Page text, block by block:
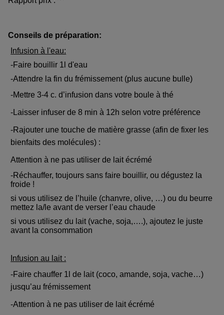
Conseils de préparation:
Infusion à l'eau:
-Faire bouillir 1l d'eau
-Attendre la fin du frémissement (plus aucune bulle)
-Mettre 3-4 c. d’infusion dans votre boule à thé
-Laisser infuser de 8 min à 12h selon votre préférence
-Rajouter une touche de matière grasse (afin de fixer les
bienfaits des molécules) :
Attention à ne pas utiliser de lait écrémé
-Réchauffer, toujours sans faire bouillir, ou dégustez la
froide !
si vous utilisez de l’huile (chanvre, olive, …) ou du beurre
mettez la/le avant de verser l’eau chaude
si vous utilisez du lait (vache, soja,….), ajoutez le juste
avant la consommation
Infusion au lait :
-Faire chauffer 1l de lait (coco, amande, soja, vache…)
jusqu’au frémissement
-Attention à ne pas utiliser de lait écrémé